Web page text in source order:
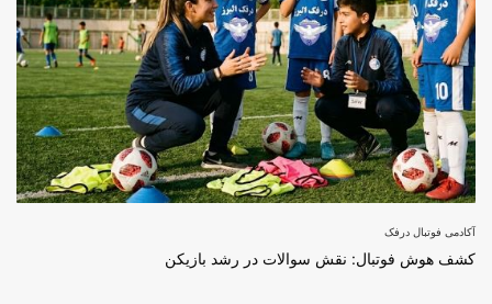
آکادمی فوتبال درفک
کشف هوش فوتبال: نقش سوالات در رشد بازیکن